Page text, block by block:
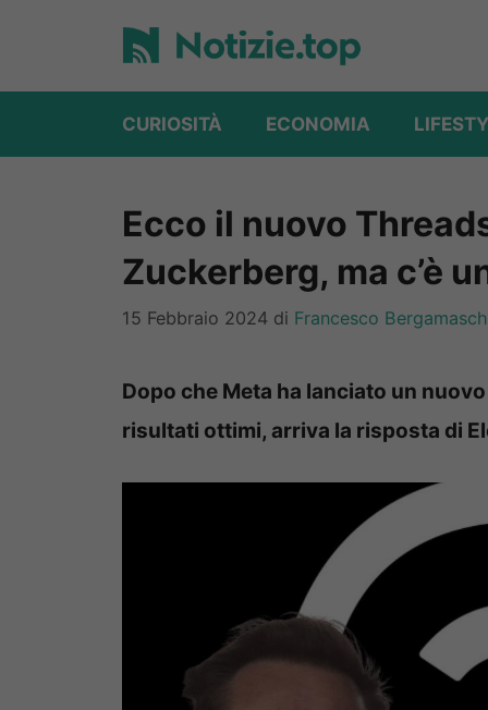
contenuto
CURIOSITÀ ECONOMIA
Ecco il nuovo
Zuckerberg, ma c’è
15 Febbraio 2024 di Francesco
Dopo che Meta ha lanciato un
risultati ottimi, arriva la risposta di